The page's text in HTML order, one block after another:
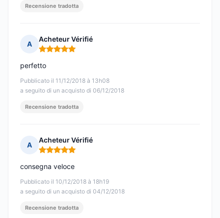
Recensione tradotta
A
Acheteur Vérifié
Nota: 5 su 5
Pubblicato il 11/12/2018 à 13h08
a seguito di un acquisto di 06/12/2018
perfetto
Recensione tradotta
A
Acheteur Vérifié
Nota: 5 su 5
Pubblicato il 10/12/2018 à 18h19
a seguito di un acquisto di 04/12/2018
consegna veloce
Recensione tradotta